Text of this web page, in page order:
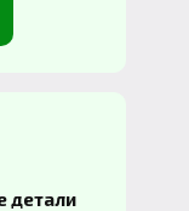
детали